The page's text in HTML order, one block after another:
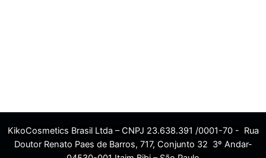
KikoCosmetics Brasil Ltda – CNPJ 23.638.391 /0001-70 - Rua
Doutor Renato Paes de Barros, 717, Conjunto 32 3º Andar-